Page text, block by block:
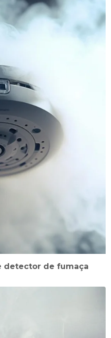
detector de fumaça